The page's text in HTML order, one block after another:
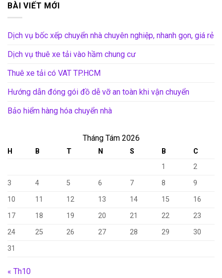
BÀI VIẾT MỚI
Dịch vụ bốc xếp chuyển nhà chuyên nghiệp, nhanh gọn, giá rẻ
Dịch vụ thuê xe tải vào hầm chung cư
Thuê xe tải có VAT TP.HCM
Hướng dẫn đóng gói đồ dễ vỡ an toàn khi vận chuyển
Bảo hiểm hàng hóa chuyển nhà
Tháng Tám 2026
H B T N S B
C
1
2
3
4 5 6 7 8
9
10
11 12 13 14 15
16
17
18 19 20 21 22
23
24
25 26 27 28 29
30
31
« Th10